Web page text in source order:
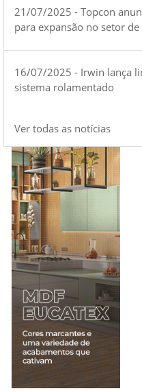
21/07/2025 - Topcon
para expansão no setor
16/07/2025 - Irwin lança
sistema rolamentado
Ver todas as notícias